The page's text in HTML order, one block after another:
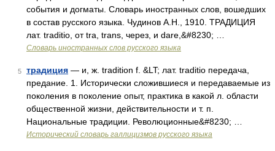
события и догматы. Словарь иностранных слов, вошедших
в состав русского языка. Чудинов А.Н., 1910. ТРАДИЦИЯ
лат. traditio, от tra, trans, через, и dare,&#8230; …
Словарь иностранных слов русского языка
5 традиция — и, ж. tradition f. &LT; лат. traditio передача,
предание. 1. Исторически сложившиеся и передаваемые из
поколения в поколение опыт, практика в какой л. области
общественной жизни, действительности и т. п.
Национальные традиции. Революционные&#8230; …
Исторический словарь галлицизмов русского языка